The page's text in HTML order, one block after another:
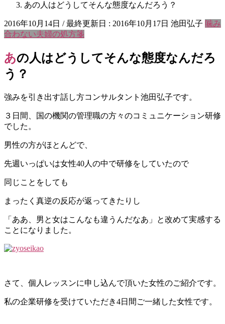
あの人はどうしてそんな態度なんだろう？
2016年10月14日 / 最終更新日 : 2016年10月17日 池田弘子 噛み
合わない夫婦の処方箋
あの人はどうしてそんな態度なんだろ
う？
強みを引き出す話し方コンサルタント池田弘子です。
３日間、国の機関の管理職の方々のコミュニケーション研修
でした。
男性の方がほとんどで、
先週いっぱいは女性40人の中で研修をしていたので
同じことをしても
まったく真逆の反応が返ってきたりし
「ああ、男と女はこんなも違うんだなあ」と改めて実感する
ことになりました。
さて、個人レッスンに申し込んで頂いた女性のご紹介です。
私の企業研修を受けていただき4日間ご一緒した女性です。